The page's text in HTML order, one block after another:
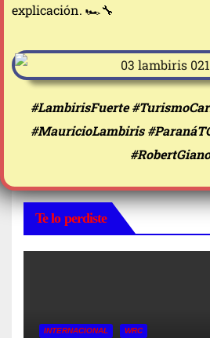
explicación. 🏎️🔧
#LambirisFuerte
#MauricioLambiris
Te lo perdiste
INTERNACIONAL WRC